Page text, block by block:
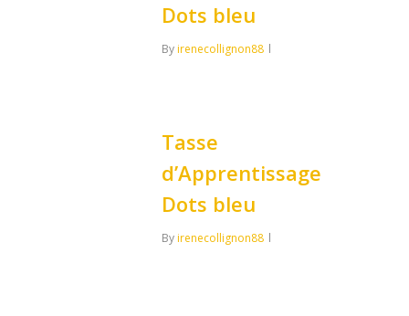
Dots bleu
Byirenecollignon88
Tasse
d’Apprentissage
Dots bleu
Byirenecollignon88